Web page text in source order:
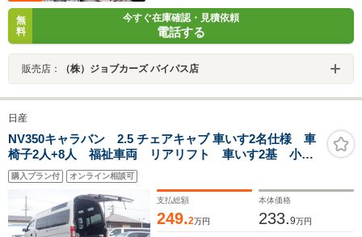
無
料
今すぐ在庫確認・見積依頼
電話する
販売店： （株）ジョブカーズ バイパス店
日産
NV350キャラバン 2.5 チェアキャブ 車いす2名仕様 車
椅子2人+8人 福祉車両 リアリフト 車いす2基 小窓
付き サイドステップ ナビ Bluetooth 全周囲カメ
ラ 車いす電動固定装置 衝突軽減システム リアクー
ラー 電動格納ミラー キーレス Wエアバック
購入プラン付 オンライン相談可
支払総額
249.2万円
本体価格
233.9万円